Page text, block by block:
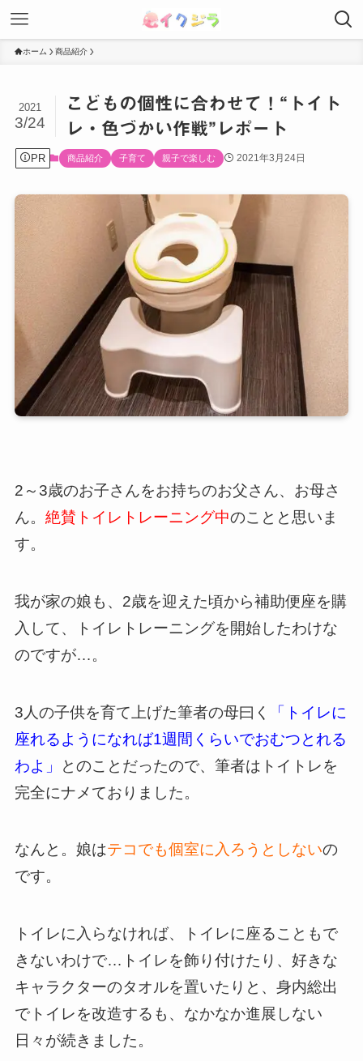
ホーム 商品紹介
こどもの個性に合わせて！“トイト
レ・色づかい作戦”レポート
2021
3/24
PR 商品紹介 子育て 親子で楽しむ 2021年3月24日
2～3歳のお子さんをお持ちのお父さん、お母さ
ん。 絶賛トイレトレーニング中のことと思いま
す。
我が家の娘も、2歳を迎えた頃から補助便座を購
入して、トイレトレーニングを開始したわけな
のですが…。
3人の子供を育て上げた筆者の母曰く
「トイレに
座れるようになれば1週間くらいでおむつとれる
わよ」
とのことだったので、筆者はトイトレを
完全にナメておりました。
なんと。娘はテコでも個室に入ろうとしないの
です。
トイレに入らなければ、トイレに座ることもで
きないわけで…トイレを飾り付けたり、好きな
キャラクターのタオルを置いたりと、身内総出
でトイレを改造するも、なかなか進展しない
日々が続きました。